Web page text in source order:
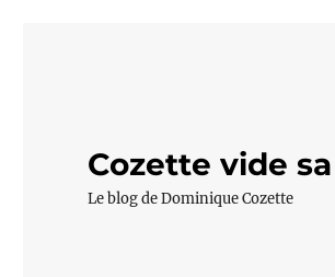
Cozette vide
Le blog de Dominique Cozette